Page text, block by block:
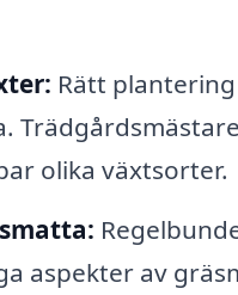
Rätt
olika växtsorter.
aspekter av